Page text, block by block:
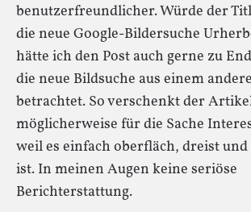
benutzerfreundlicher. Würde der
die neue Google-Bildersuche
hätte ich den Post auch gerne zu
die neue Bildsuche aus einem
betrachtet. So verschenkt der
möglicherweise für die Sache
weil es einfach oberfläch, dreist
ist. In meinen Augen keine seriöse
Berichterstattung.